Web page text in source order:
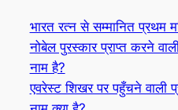
भारत रत्न से सम्मानित प्रथम
नोबेल पुरस्कार प्राप्त करने
नाम है?
एवरेस्ट शिखर पर पहुँचने वाली